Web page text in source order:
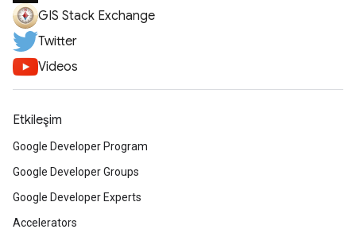
GIS Stack Exchange
Twitter
Videos
Etkileşim
Google Developer Program
Google Developer Groups
Google Developer Experts
Accelerators